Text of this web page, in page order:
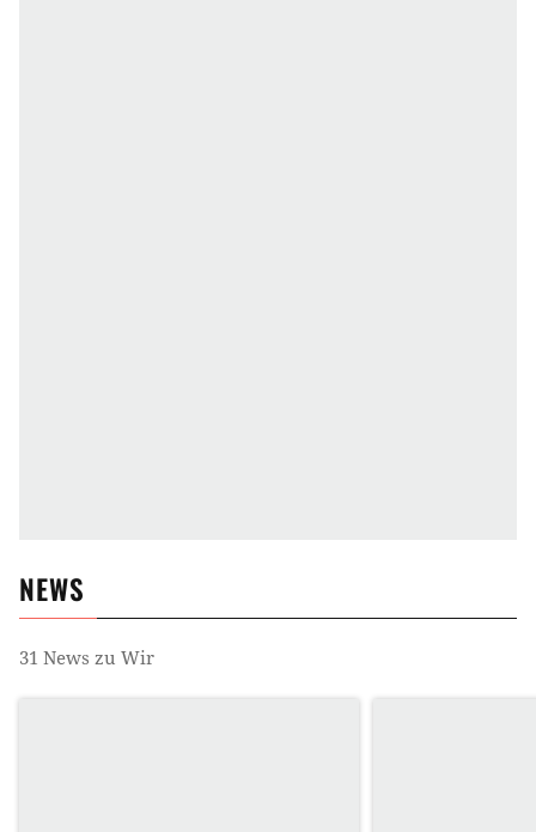
NEWS
31 News zu Wir